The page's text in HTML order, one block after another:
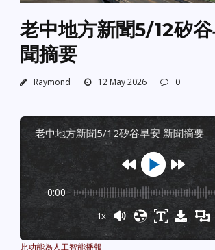
老中地方新聞5/12矽
聞摘要
Raymond 12 May 2026 0
老中地方新聞5/12矽谷早安 新聞摘要
0:00
1x